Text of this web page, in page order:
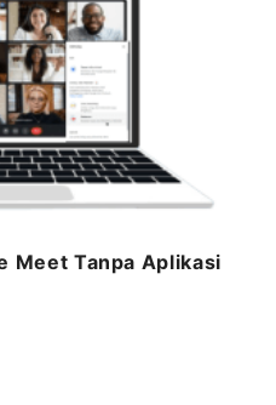
Meet Tanpa Aplikasi